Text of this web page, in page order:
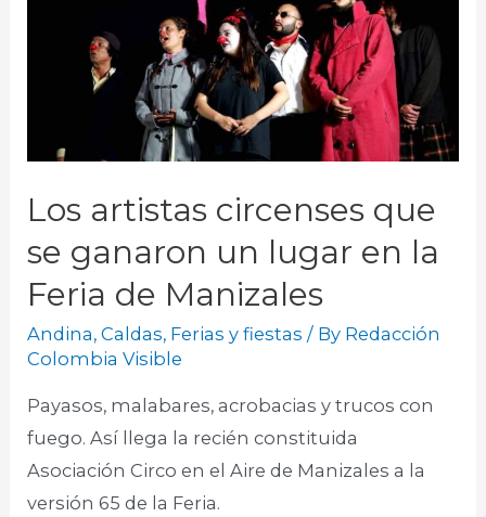
Los artistas circenses que
se ganaron un lugar en la
Feria de Manizales
Andina,Caldas, Ferias y fiestas / By Redacción
Colombia Visible
Payasos, malabares, acrobacias y trucos con
fuego. Así llega la recién constituida
Asociación Circo en el Aire de Manizales a la
versión 65 de la Feria.